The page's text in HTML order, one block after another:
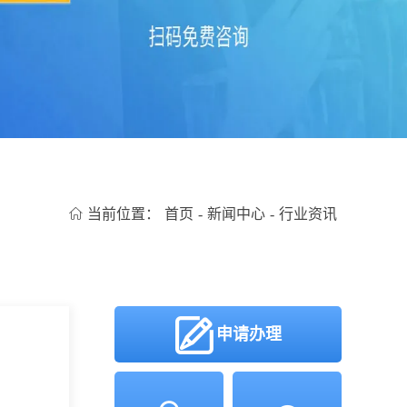
当前位置： 首页 - 新闻中心 - 行业资讯
申请办理